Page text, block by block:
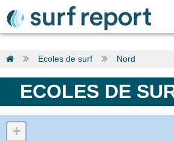
Ecoles de surf Nord
ECOLES DE
+